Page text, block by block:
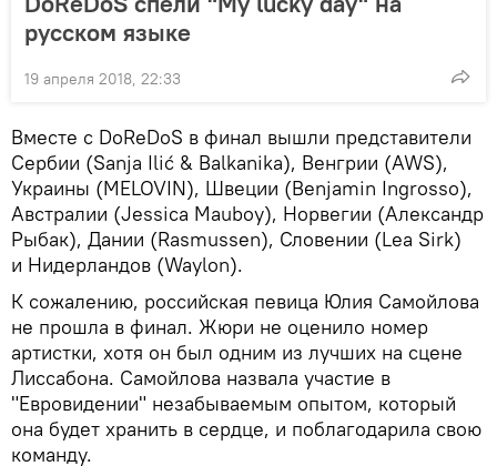
русском языке
19 апреля 2018, 22:33
Вместе с DoReDoS в финал вышли представители
Сербии (Sanja Ilić & Balkanika), Венгрии (AWS),
Украины (MELOVIN), Швеции (Benjamin Ingrosso),
Австралии (Jessica Mauboy), Норвегии (Александр
Рыбак), Дании (Rasmussen), Словении (Lea Sirk)
и Нидерландов (Waylon).
К сожалению, российская певица Юлия Самойлова
не прошла в финал. Жюри не оценило номер
артистки, хотя он был одним из лучших на сцене
Лиссабона. Самойлова назвала участие в
"Евровидении" незабываемым опытом, который
она будет хранить в сердце, и поблагодарила свою
команду.